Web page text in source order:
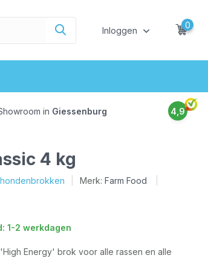
Inloggen
0
in Giessenburg 4,9
4 kg
Merk:Farm Food
1-2 werkdagen
Energy' brok voor alle rassen en alle